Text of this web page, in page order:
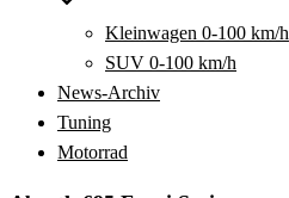
Kleinwagen 0-100 km/h
SUV 0-100 km/h
News-Archiv
Tuning
Motorrad